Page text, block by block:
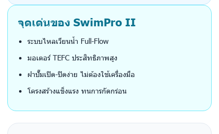
จุดเด่นของ SwimPro II
ระบบไหลเวียนน้ำ Full-Flow
มอเตอร์ TEFC ประสิทธิภาพสูง
ฝาปั๊มเปิด-ปิดง่าย ไม่ต้องใช้เครื่องมือ
โครงสร้างแข็งแรง ทนการกัดกร่อน